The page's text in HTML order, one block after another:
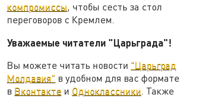
компромиссы, чтобы сесть за стол
переговоров с Кремлем.
Уважаемые читатели "Царьграда"!
Вы можете читать новости "Царьград
Молдавия" в удобном для вас формате
в Вконтакте и Одноклассники. Также